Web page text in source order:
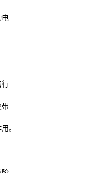
电
行
带
。